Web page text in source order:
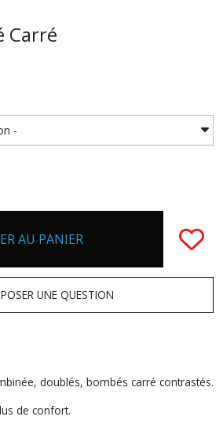
Carré
AU PANIER
UNE QUESTION
doublés, bombés carré contrastés.
de confort.